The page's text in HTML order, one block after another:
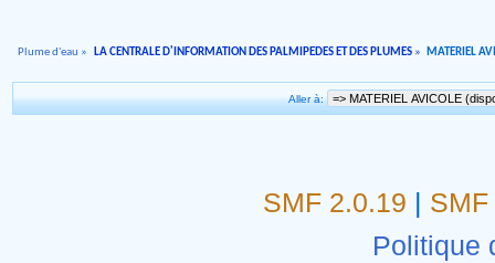
Plume d'eau » LA CENTRALE D'INFORMATION DES PALMIPEDES ET DES PLUMES » MATERIEL
Aller à:
SMF 2.0.19 |
Politique